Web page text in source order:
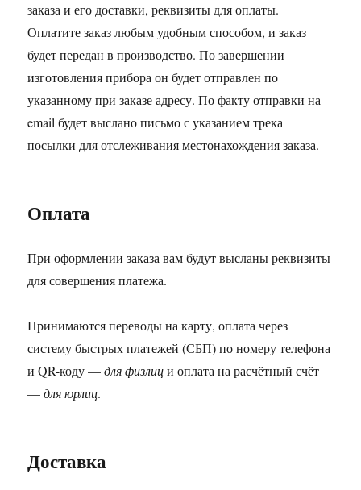
заказа и его доставки, реквизиты для оплаты.
Оплатите заказ любым удобным способом, и заказ
будет передан в производство. По завершении
изготовления прибора он будет отправлен по
указанному при заказе адресу. По факту отправки на
email будет выслано письмо с указанием трека
посылки для отслеживания местонахождения заказа.
Оплата
При оформлении заказа вам будут высланы реквизиты
для совершения платежа.
Принимаются переводы на карту, оплата через
систему быстрых платежей (СБП) по номеру телефона
и QR-коду —для физлици оплата на расчётный счёт
—для юрлиц.
Доставка